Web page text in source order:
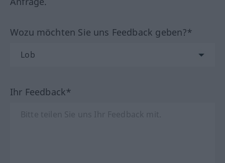
Wozu möchten Sie uns Feedback geben?*
Ihr Feedback*